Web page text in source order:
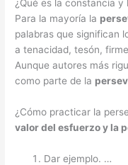
¿Qué es la constancia y
Para la mayoría la
palabras que significan
a tenacidad, tesón,
Aunque autores más
como parte de la
¿Cómo practicar la
valor del esfuerzo y la
Dar ejemplo. …